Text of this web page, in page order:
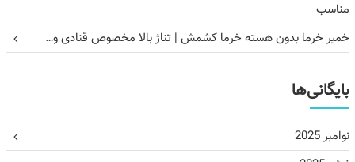
مناسب
خمیر خرما بدون هسته خرما کشمش | تناژ بالا مخصوص قنادی و…
بایگانی‌ها
نوامبر 2025